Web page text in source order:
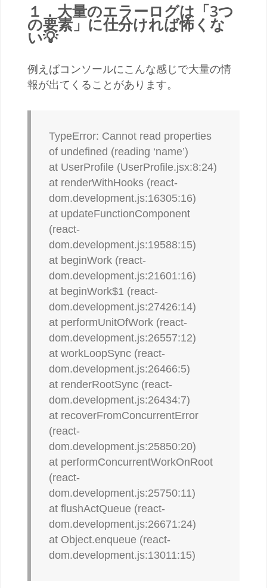
１．大量のエラーログは「3つ
の要素」に仕分ければ怖くな
い💡
例えばコンソールにこんな感じで大量の情
報が出てくることがあります。
TypeError: Cannot read properties
of undefined (reading ‘name’)
at UserProfile (UserProfile.jsx:8:24)
at renderWithHooks (react-
dom.development.js:16305:16)
at updateFunctionComponent
(react-
dom.development.js:19588:15)
at beginWork (react-
dom.development.js:21601:16)
at beginWork$1 (react-
dom.development.js:27426:14)
at performUnitOfWork (react-
dom.development.js:26557:12)
at workLoopSync (react-
dom.development.js:26466:5)
at renderRootSync (react-
dom.development.js:26434:7)
at recoverFromConcurrentError
(react-
dom.development.js:25850:20)
at performConcurrentWorkOnRoot
(react-
dom.development.js:25750:11)
at flushActQueue (react-
dom.development.js:26671:24)
at Object.enqueue (react-
dom.development.js:13011:15)